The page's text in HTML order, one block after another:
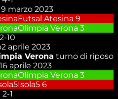
marzo 2023
Futsal Atesina 9
Olimpia Verona 3
2-10
2 aprile 2023
Verona turno di riposo
16 aprile 2023
Olimpia Verona 3
Isola5 6
2-1